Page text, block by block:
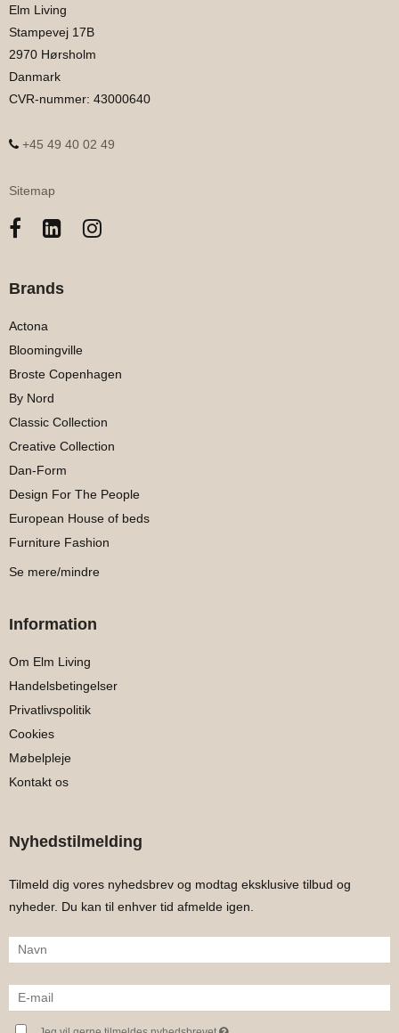
Elm Living
Stampevej 17B
2970 Hørsholm
Danmark
CVR-nummer: 43000640
+45 49 40 02 49
Sitemap
Brands
Actona
Bloomingville
Broste Copenhagen
By Nord
Classic Collection
Creative Collection
Dan-Form
Design For The People
European House of beds
Furniture Fashion
Se mere/mindre
Information
Om Elm Living
Handelsbetingelser
Privatlivspolitik
Cookies
Møbelpleje
Kontakt os
Nyhedstilmelding
Tilmeld dig vores nyhedsbrev og modtag eksklusive tilbud og
nyheder. Du kan til enhver tid afmelde igen.